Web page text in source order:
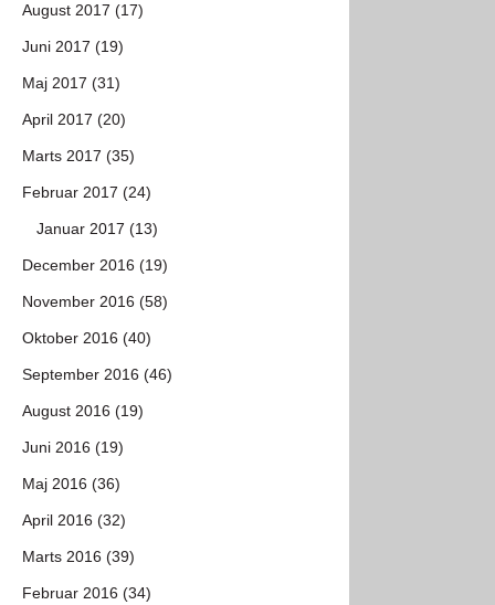
August 2017 (17)
Juni 2017 (19)
Maj 2017 (31)
April 2017 (20)
Marts 2017 (35)
Februar 2017 (24)
Januar 2017 (13)
December 2016 (19)
November 2016 (58)
Oktober 2016 (40)
September 2016 (46)
August 2016 (19)
Juni 2016 (19)
Maj 2016 (36)
April 2016 (32)
Marts 2016 (39)
Februar 2016 (34)